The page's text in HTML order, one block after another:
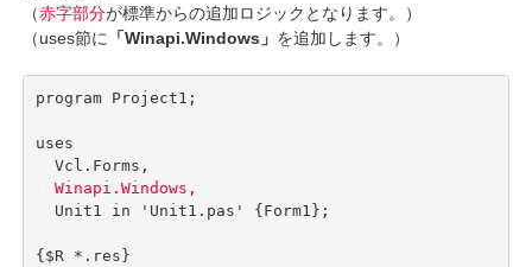
（赤字部分が標準からの追加ロジックとなります。）
（uses節に
「Winapi.Windows」 を追加します。）
program Project1;
uses
  Vcl.Forms,
Winapi.Windows,
  Unit1 in 'Unit1.pas' {Form1};
{$R *.res}